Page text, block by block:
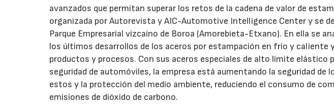
avanzados que permitan superar los retos de la cadena de valor de
organizada por Autorevista y AIC-Automotive Intelligence Center y se
Parque Empresarial vizcaíno de Boroa (Amorebieta-Etxano). En ella se
los últimos desarrollos de los aceros por estampación en frío y caliente
productos y procesos. Con sus aceros especiales de alto límite elástico
seguridad de automóviles, la empresa está aumentando la seguridad de
estos y la protección del medio ambiente, reduciendo el consumo de
emisiones de dióxido de carbono.